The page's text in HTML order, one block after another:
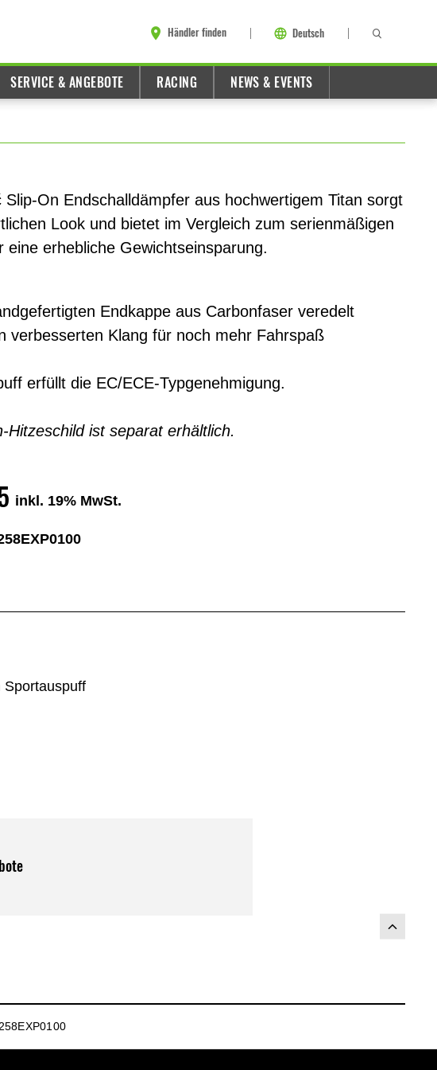
Händler finden Deutsch
SERVICE & ANGEBOTE RACING NEWS & EVENTS
Slip-On Endschalldämpfer aus hochwertigem Titan sorgt
Look und bietet im Vergleich zum serienmäßigen
eine erhebliche Gewichtseinsparung.
Endkappe aus Carbonfaser veredelt
verbesserten Klang für noch mehr Fahrspaß
erfüllt die EC/ECE-Typgenehmigung.
Hitzeschild ist separat erhältlich.
inkl. 19% MwSt.
Sportauspuff